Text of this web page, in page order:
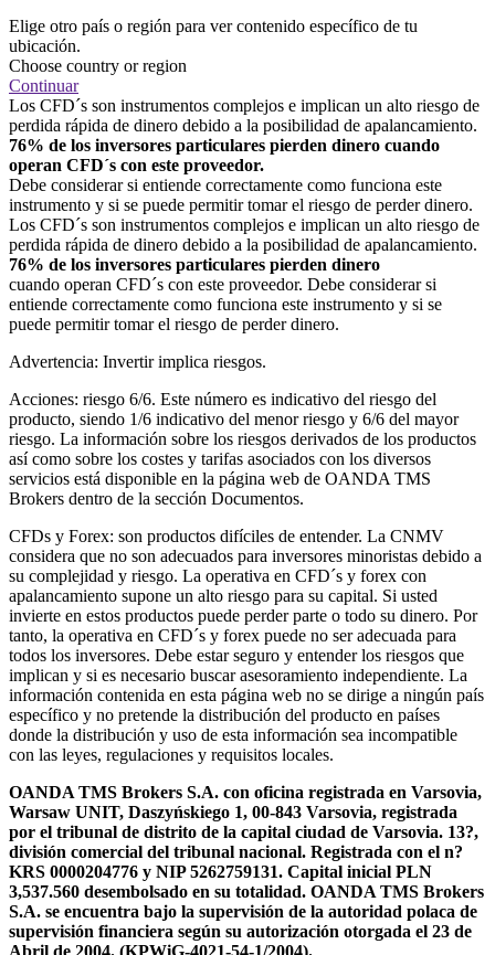
Elige otro país o región para ver contenido específico de tu
ubicación.
Choose country or region
Continuar
Los CFD´s son instrumentos complejos e implican un alto riesgo de
perdida rápida de dinero debido a la posibilidad de apalancamiento.
76% de los inversores particulares pierden dinero cuando
operan CFD´s con este proveedor.
Debe considerar si entiende correctamente como funciona este
instrumento y si se puede permitir tomar el riesgo de perder dinero.
Los CFD´s son instrumentos complejos e implican un alto riesgo de
perdida rápida de dinero debido a la posibilidad de apalancamiento.
76% de los inversores particulares pierden dinero
cuando operan CFD´s con este proveedor. Debe considerar si
entiende correctamente como funciona este instrumento y si se
puede permitir tomar el riesgo de perder dinero.
Advertencia: Invertir implica riesgos.
Acciones: riesgo 6/6. Este número es indicativo del riesgo del
producto, siendo 1/6 indicativo del menor riesgo y 6/6 del mayor
riesgo. La información sobre los riesgos derivados de los productos
así como sobre los costes y tarifas asociados con los diversos
servicios está disponible en la página web de OANDA TMS
Brokers dentro de la sección Documentos.
CFDs y Forex: son productos difíciles de entender. La CNMV
considera que no son adecuados para inversores minoristas debido a
su complejidad y riesgo. La operativa en CFD´s y forex con
apalancamiento supone un alto riesgo para su capital. Si usted
invierte en estos productos puede perder parte o todo su dinero. Por
tanto, la operativa en CFD´s y forex puede no ser adecuada para
todos los inversores. Debe estar seguro y entender los riesgos que
implican y si es necesario buscar asesoramiento independiente. La
información contenida en esta página web no se dirige a ningún país
específico y no pretende la distribución del producto en países
donde la distribución y uso de esta información sea incompatible
con las leyes, regulaciones y requisitos locales.
OANDA TMS Brokers S.A. con oficina registrada en Varsovia,
Warsaw UNIT, Daszyńskiego 1, 00-843 Varsovia, registrada
por el tribunal de distrito de la capital ciudad de Varsovia. 13?,
división comercial del tribunal nacional. Registrada con el n?
KRS 0000204776 y NIP 5262759131. Capital inicial PLN
3,537.560 desembolsado en su totalidad. OANDA TMS Brokers
S.A. se encuentra bajo la supervisión de la autoridad polaca de
supervisión financiera según su autorización otorgada el 23 de